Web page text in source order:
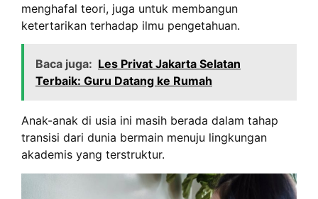
menghafal teori, juga untuk membangun
ketertarikan terhadap ilmu pengetahuan.
Baca juga: Les Privat Jakarta Selatan
Terbaik: Guru Datang ke Rumah
Anak-anak di usia ini masih berada dalam tahap
transisi dari dunia bermain menuju lingkungan
akademis yang terstruktur.